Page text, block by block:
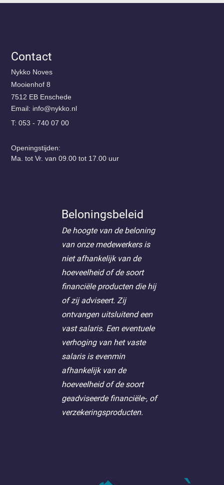
Beloningsbeleid
De hoogte van de beloning
van onze medewerkers is
niet afhankelijk van de
hoeveelheid of de soort
financiële producten die hij
of zij adviseert. Zij
ontvangen uitsluitend een
vast salaris. Een eventuele
verhoging van het vaste
salaris is evenmin
afhankelijk van de
hoeveelheid of de soort
geadviseerde financiële-, of
verzekeringsproducten.
Contact
Nykko Noves
Mooienhof 8
7512 EB Enschede
Email:
ln.okkyn
@ofni
T: 053 - 740 07 00
Openingstijden:
Ma. tot Vr. van 09.00 tot 17.00 uur